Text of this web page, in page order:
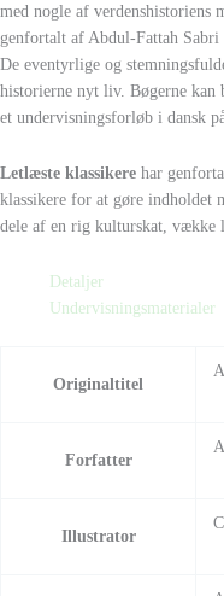
med nogle af
genfortalt af Abdul-Fattah
De eventyrlige og
historierne nyt liv. Bøgerne
et undervisningsforløb i dansk
Letlæste klassikere har
klassikere for at gøre indholdet
dele af en rig kulturskat, vække
Detaljer
Undervisningsmaterialer
Originaltitel
Forfatter
Illustrator